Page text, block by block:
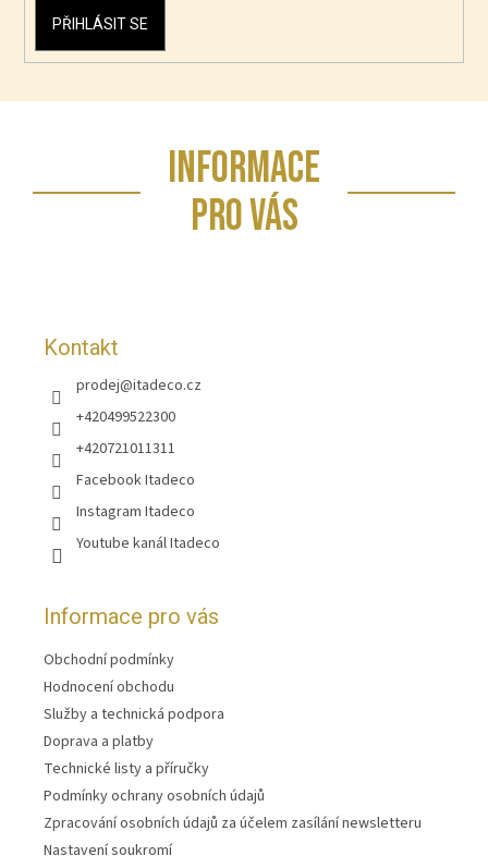
PŘIHLÁSIT SE
INFORMACE
PRO VÁS
Kontakt
prodej@itadeco.cz
+420499522300
+420721011311
Facebook Itadeco
Instagram Itadeco
Youtube kanál Itadeco
Informace pro vás
Obchodní podmínky
Hodnocení obchodu
Služby a technická podpora
Doprava a platby
Technické listy a příručky
Podmínky ochrany osobních údajů
Zpracování osobních údajů za účelem zasílání newsletteru
Nastavení soukromí